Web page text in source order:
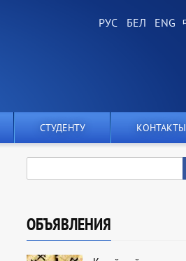
СТУДЕНТУ КОНТАКТЫ
ОБЪЯВЛЕНИЯ